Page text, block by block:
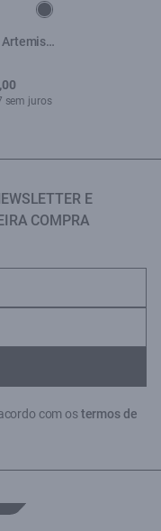
Artemis
sem juros
E
COMPRA
com ostermos de